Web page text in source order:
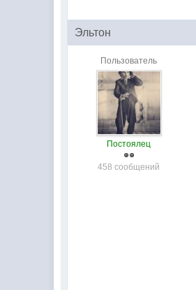
Эльтон
Пользователь
Постоялец
458 сообщений